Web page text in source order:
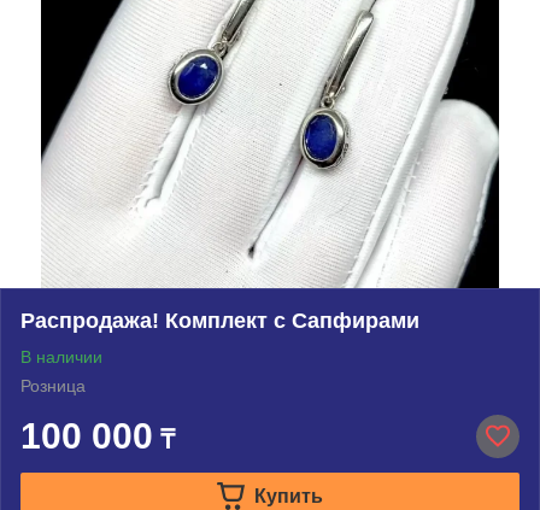
Распродажа! Комплект с Сапфирами
В наличии
Розница
100 000 ₸
Купить